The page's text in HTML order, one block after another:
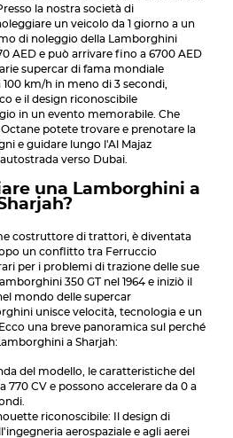
la nostra società di
un veicolo da 1 giorno a un
di noleggio della Lamborghini
AED e può arrivare fino a 6700 AED
supercar di fama mondiale
km/h in meno di 3 secondi,
e il design riconoscibile
in un evento memorabile. Che
potete trovare e prenotare la
e guidare lungo l'Al Majaz
verso Dubai.
una Lamborghini a
costruttore di trattori, è diventata
un conflitto tra Ferruccio
per i problemi di trazione delle sue
350 GT nel 1964 e iniziò il
mondo delle supercar
unisce velocità, tecnologia e un
una breve panoramica sul perché
a Sharjah:
del modello, le caratteristiche del
770 CV e possono accelerare da 0 a
riconoscibile: Il design di
aerospaziale e agli aerei